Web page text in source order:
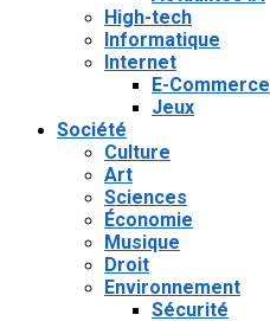
High-tech
Informatique
Internet
E-Commerce
Jeux
Société
Culture
Art
Sciences
Économie
Musique
Droit
Environnement
Sécurité